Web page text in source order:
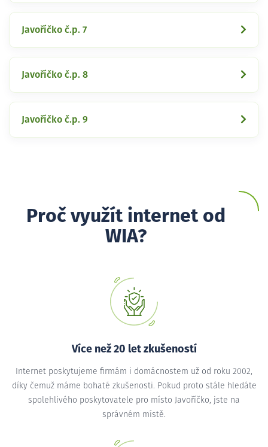
Javoříčko č.p. 7
Javoříčko č.p. 8
Javoříčko č.p. 9
Proč využít internet od
WIA?
Více než 20 let zkušeností
Internet poskytujeme firmám i domácnostem už od roku 2002,
díky čemuž máme bohaté zkušenosti. Pokud proto stále hledáte
spolehlivého poskytovatele pro místo Javoříčko, jste na
správném místě.